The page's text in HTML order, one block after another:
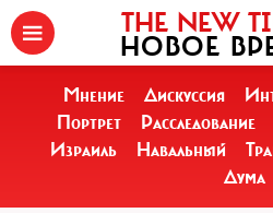
THE NEW
НОВОЕ
Мнение Дискуссия
Портрет
Расследование
Израиль
Навальный
Дума